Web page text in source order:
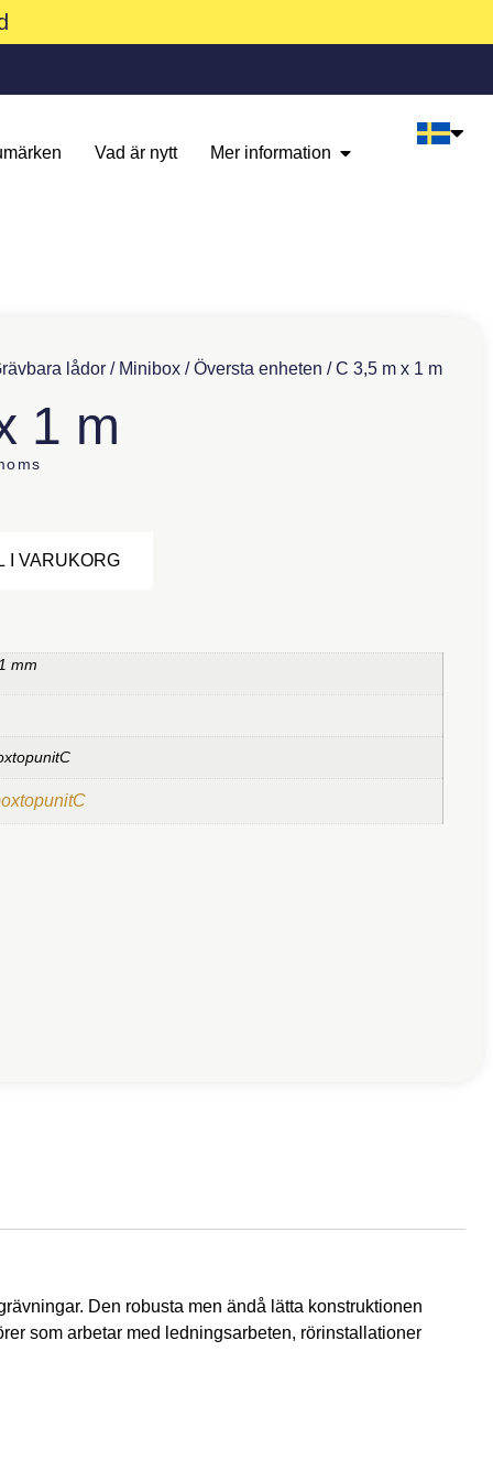
Vad är nytt Mer information
lådor / Minibox /Översta enheten / C 3,5 m x 1 m
1 m
I VARUKORG
mm
Den robusta men ändå lätta konstruktionen
som arbetar med ledningsarbeten, rörinstallationer